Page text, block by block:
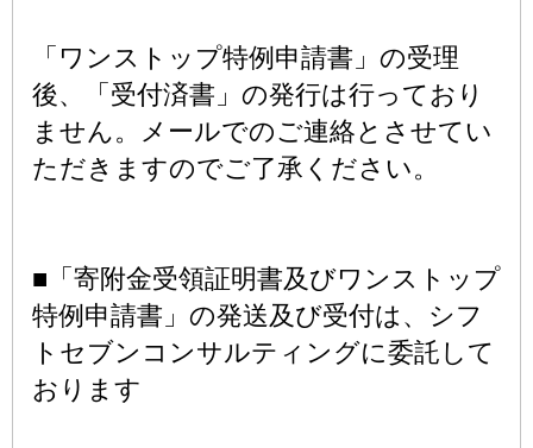
「ワンストップ特例申請書」の受理
後、「受付済書」の発行は行っており
ません。メールでのご連絡とさせてい
ただきますのでご了承ください。
■「寄附金受領証明書及びワンストップ
特例申請書」の発送及び受付は、シフ
トセブンコンサルティングに委託して
おります